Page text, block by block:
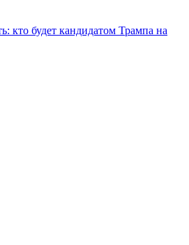
кто будет кандидатом Трампа на